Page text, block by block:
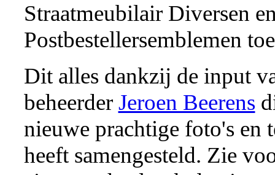
Straatmeubilair Diversen
Postbestellersemblemen
Dit alles dankzij de input
beheerder Jeroen Beerens
nieuwe prachtige foto's en
heeft samengesteld. Zie